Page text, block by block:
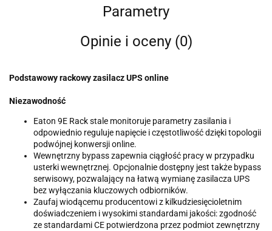
Parametry
Opinie i oceny (0)
Podstawowy rackowy zasilacz UPS online
Niezawodność
Eaton 9E Rack stale monitoruje parametry zasilania i
odpowiednio reguluje napięcie i częstotliwość dzięki topologii
podwójnej konwersji online.
Wewnętrzny bypass zapewnia ciągłość pracy w przypadku
usterki wewnętrznej. Opcjonalnie dostępny jest także bypass
serwisowy, pozwalający na łatwą wymianę zasilacza UPS
bez wyłączania kluczowych odbiorników.
Zaufaj wiodącemu producentowi z kilkudziesięcioletnim
doświadczeniem i wysokimi standardami jakości: zgodność
ze standardami CE potwierdzona przez podmiot zewnętrzny